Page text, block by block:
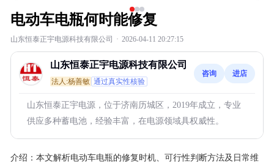
电动车电瓶何时能修复
山东恒泰正宇电源科技有限公司 · 2026-04-11 20:27:15
山东恒泰正宇电源科技有限公司
法人:杨善敏 通过真实性核验
咨询 进店
山东恒泰正宇电源，位于济南历城区，2019年成立，专业
供应多种蓄电池，经验丰富，在电源领域具权威性。
介绍： 本文解析电动车电瓶的修复时机、可行性判断方法及日常维